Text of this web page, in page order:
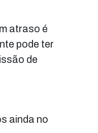
atraso é
pode ter
de
ainda no